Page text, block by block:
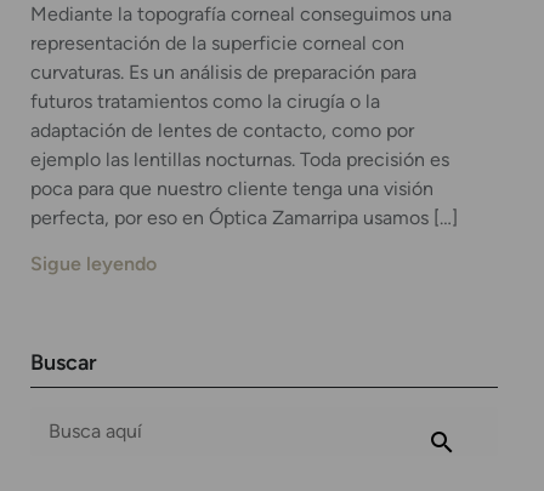
Mediante la topografía corneal conseguimos una
representación de la superficie corneal con
curvaturas. Es un análisis de preparación para
futuros tratamientos como la cirugía o la
adaptación de lentes de contacto, como por
ejemplo las lentillas nocturnas. Toda precisión es
poca para que nuestro cliente tenga una visión
perfecta, por eso en Óptica Zamarripa usamos […]
Sigue leyendo
Buscar